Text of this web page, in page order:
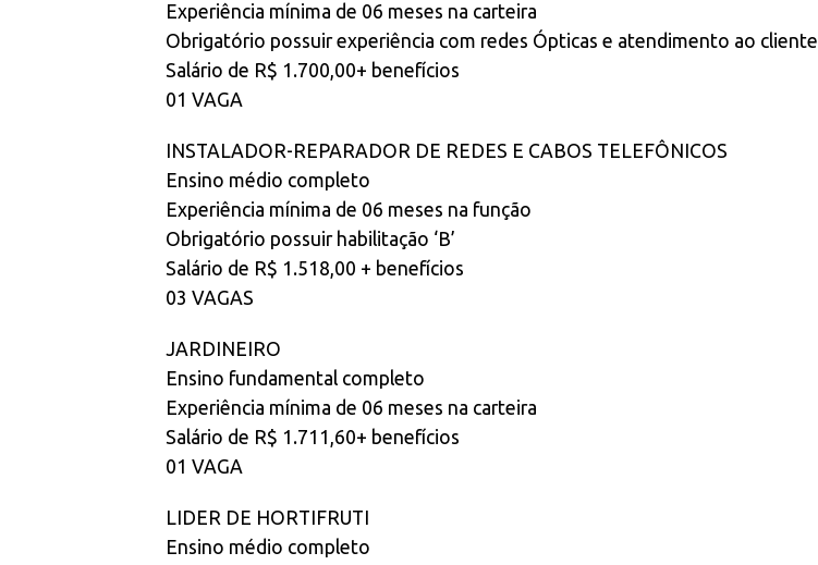
Experiência mínima de 06 meses na carteira
Obrigatório possuir experiência com redes Ópticas e atendimento ao cliente
Salário de R$ 1.700,00+ benefícios
01 VAGA
INSTALADOR-REPARADOR DE REDES E CABOS TELEFÔNICOS
Ensino médio completo
Experiência mínima de 06 meses na função
Obrigatório possuir habilitação ‘B’
Salário de R$ 1.518,00 + benefícios
03 VAGAS
JARDINEIRO
Ensino fundamental completo
Experiência mínima de 06 meses na carteira
Salário de R$ 1.711,60+ benefícios
01 VAGA
LIDER DE HORTIFRUTI
Ensino médio completo